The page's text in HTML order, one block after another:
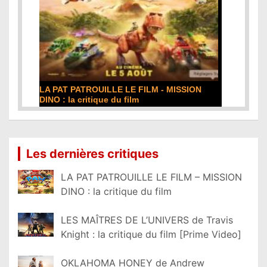
LA PAT PATROUILLE LE FILM - MISSION
DINO : la critique du film
Les dernières critiques
LA PAT PATROUILLE LE FILM – MISSION
DINO : la critique du film
LES MAÎTRES DE L’UNIVERS de Travis
Knight : la critique du film [Prime Video]
OKLAHOMA HONEY de Andrew